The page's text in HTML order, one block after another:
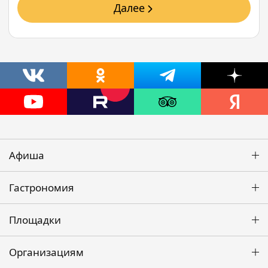
Далее
Афиша
Гастрономия
Площадки
Организациям